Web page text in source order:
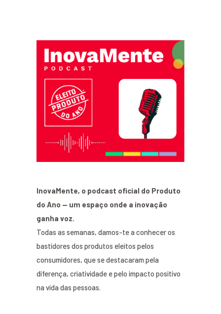
InovaMente, o podcast oficial do Produto
do Ano — um espaço onde a inovação
ganha voz.
Todas as semanas, damos-te a conhecer os
bastidores dos produtos eleitos pelos
consumidores, que se destacaram pela
diferença, criatividade e pelo impacto positivo
na vida das pessoas.